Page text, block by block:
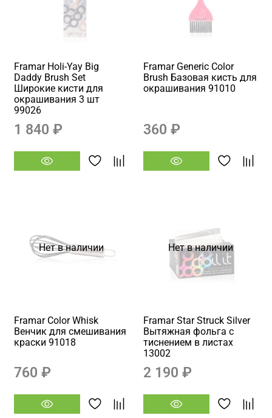
Framar Holi-Yay Big
Daddy Brush Set
Широкие кисти для
окрашивания 3 шт
99026
1 840 ₽
Framar Generic Color
Brush Базовая кисть для
окрашивания 91010
360 ₽
Нет в наличии
Framar Color Whisk
Венчик для смешивания
краски 91018
760 ₽
Нет в наличии
Framar Star Struck Silver
Вытяжная фольга с
тиснением в листах
13002
2 190 ₽